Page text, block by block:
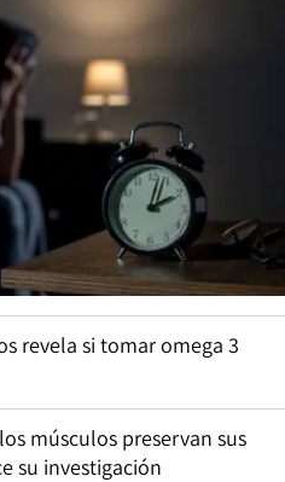
revela si tomar omega 3
músculos preservan sus
su investigación